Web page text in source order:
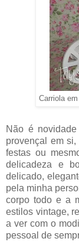
Carriola
Não é
provençal em
festas ou
delicadeza e
delicado,
pela minha
corpo todo e a
estilos vintage,
a ver com o
pessoal de